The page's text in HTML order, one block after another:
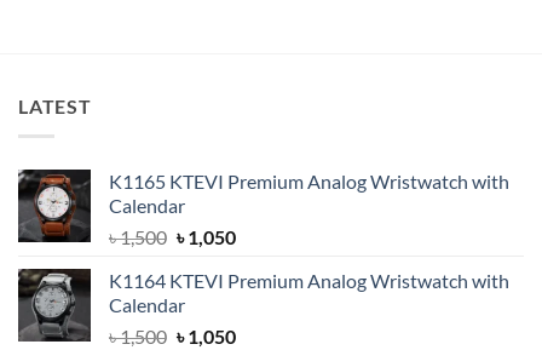
LATEST
K1165 KTEVI Premium Analog Wristwatch with
Calendar
৳1,500 Original
was:
৳ 1,500.
৳1,050Current
is:
K1164 KTEVI Premium Analog Wristwatch with
Calendar
৳1,500 Original
৳1,050Current